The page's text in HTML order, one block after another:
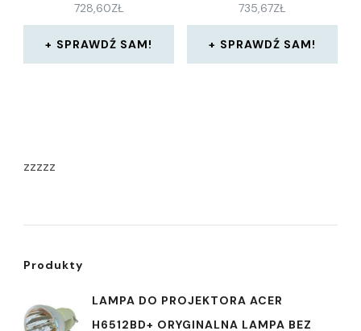
728,60ZŁ
SPRAWDŹ SAM!
735,67ZŁ
SPRAWDŹ SAM!
zzzzz
Produkty
LAMPA DO PROJEKTORA ACER
H6512BD+ ORYGINALNA LAMPA BEZ